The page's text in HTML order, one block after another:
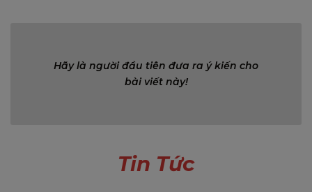
Hãy là người đầu tiên đưa ra ý kiến cho
bài viết này!
Tin Tức